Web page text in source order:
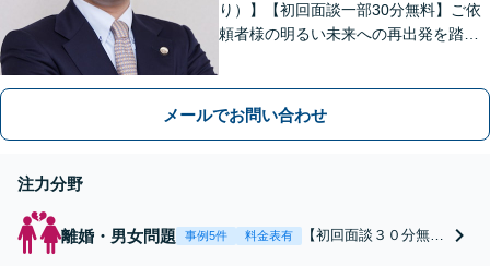
り）】【初回面談一部30分無料】ご依
頼者様の明るい未来への再出発を踏み
相談ください【完全個室・出張相談
可】【宅建資格有】不動産問題に注力
メールでお問い合わせ
注力分野
離婚・男女問題 事例5件 料金表有
【初回面談３０分無